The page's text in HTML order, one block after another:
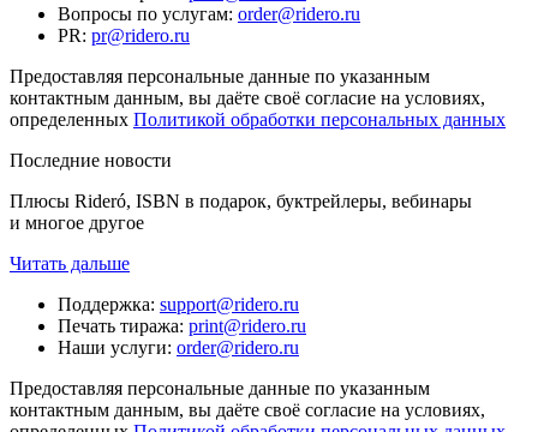
Вопросы по услугам: order@ridero.ru
PR: pr@ridero.ru
Предоставляя персональные данные по указанным
контактным данным, вы даёте своё согласие на условиях,
определенных Политикой обработки персональных данных
Последние новости
Плюсы Rideró, ISBN в подарок, буктрейлеры, вебинары
и многое другое
Читать дальше
Поддержка: support@ridero.ru
Печать тиража: print@ridero.ru
Наши услуги: order@ridero.ru
Предоставляя персональные данные по указанным
контактным данным, вы даёте своё согласие на условиях,